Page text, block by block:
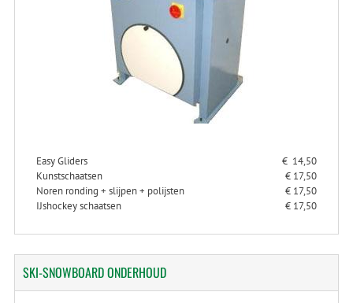
Easy Gliders
€ 14,50
Kunstschaatsen
€ 17,50
Noren ronding + slijpen + polijsten
€ 17,50
IJshockey schaatsen
€ 17,50
SKI-SNOWBOARDONDERHOUD